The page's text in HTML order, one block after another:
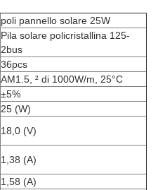
poli pannello solare 25W
Pila solare policristallina 125-
2bus
36pcs
AM1.5, ² di 1000W/m, 25°C
±5%
25 (W)
18,0 (V)
1,38 (A)
1,58 (A)